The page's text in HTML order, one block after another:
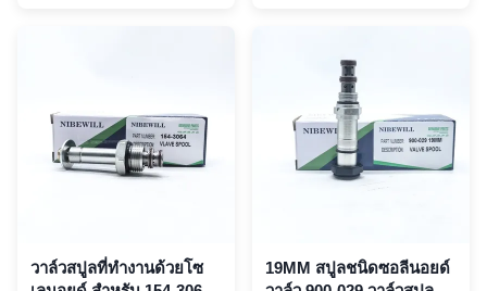
SY55-10 SY60-10 SY75-10
Quality Good quality and ...
Application 121-4036 1214036
Warranty 3-18 month Delivery
Time 1-3 Working Days After
Get ...
วาล์วสปูลที่ทํางานด้วยโซ
19MM สปูลชนิดซอลีนอยด์